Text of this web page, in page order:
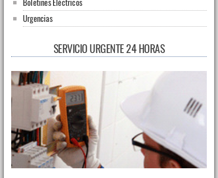
Urgencias
SERVICIO URGENTE 24 HORAS